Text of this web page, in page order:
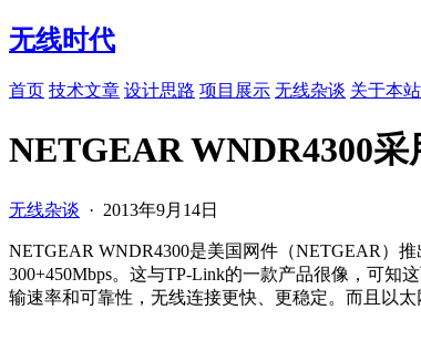
无线时代
首页 技术文章 设计思路 项目展示 无线杂谈 关于本站
NETGEAR WNDR4300采
无线杂谈 · 2013年9月14日
NETGEAR WNDR4300是美国网件（NETGEAR）
300+450Mbps。这与TP-Link的一款产品很像，可知
输速率和可靠性，无线连接更快、更稳定。而且以